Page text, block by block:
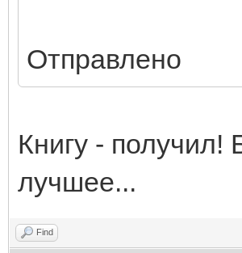
Отправлено
Книгу -
лучшее...
Find